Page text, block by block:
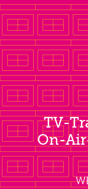
TV-
On-